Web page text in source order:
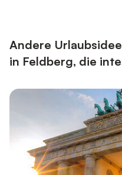
Biergarnituren und die...
Andere
in Feldberg, die